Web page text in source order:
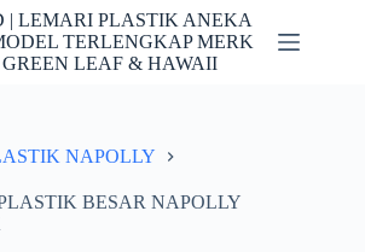
| LEMARI PLASTIK ANEKA
TERLENGKAP MERK
LEAF & HAWAII
NAPOLLY
BESAR NAPOLLY